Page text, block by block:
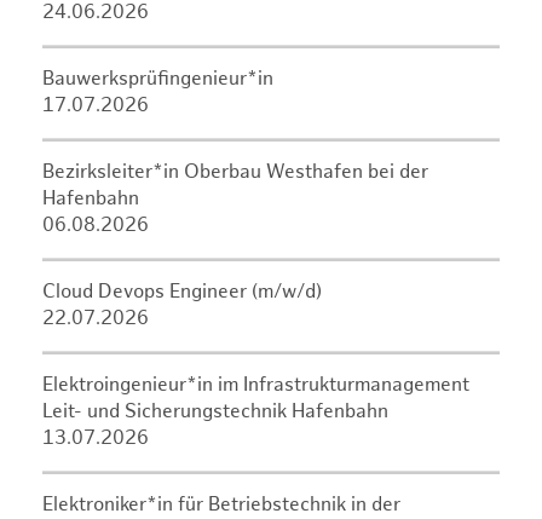
24.06.2026
Bauwerksprüfingenieur*in
17.07.2026
Bezirksleiter*in Oberbau Westhafen bei der
Hafenbahn
06.08.2026
Cloud Devops Engineer (m/w/d)
22.07.2026
Elektroingenieur*in im Infrastrukturmanagement
Leit- und Sicherungstechnik Hafenbahn
13.07.2026
Elektroniker*in für Betriebstechnik in der